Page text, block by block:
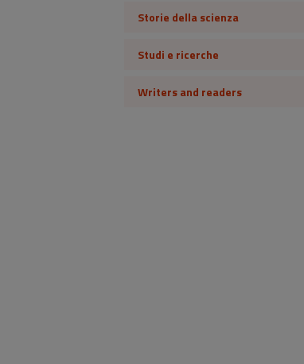
Storie della scienza
Studi e ricerche
Writers and readers